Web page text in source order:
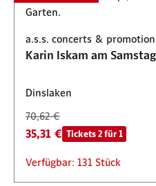
a.s.s. concerts & promotion
Karin Iskam am
Dinslaken
70,62 €
35,31 € Tickets 2 für 1
Verfügbar: 131 Stück